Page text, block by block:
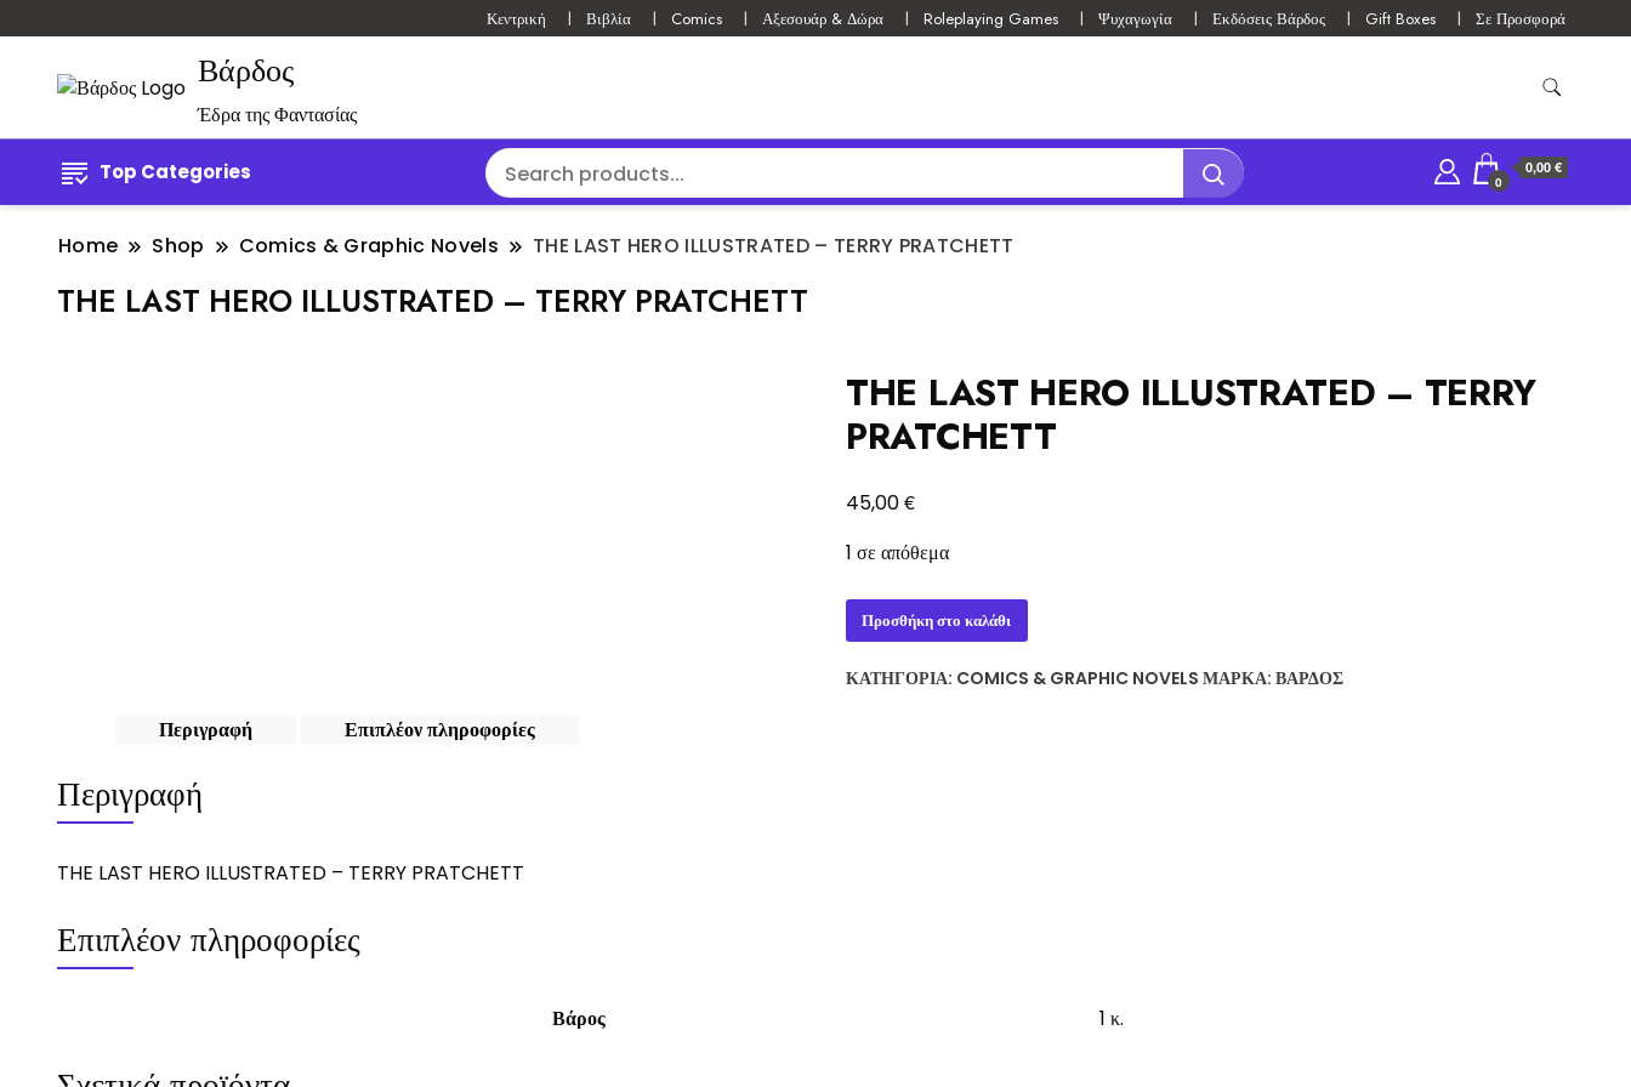
Κεντρική Βιβλία Comics Αξεσουάρ & Δώρα Roleplaying Games Ψυχαγωγία Εκδόσεις Βάρδος Gift Boxes Σε Προσφορά
Βάρδος
Έδρα της Φαντασίας
Top Categories 0
0,00 €
Home Shop Comics & Graphic Novels THE LAST HERO ILLUSTRATED – TERRY PRATCHETT
THE LAST HERO ILLUSTRATED – TERRY PRATCHETT
THE LAST HERO ILLUSTRATED – TERRY
PRATCHETT
45,00€
1 σε απόθεμα
THE
LAST
HERO
Προσθήκη στο καλάθι
ΚΑΤΗΓΟΡΊΑ: COMICS & GRAPHIC NOVELS ΜΆΡΚΑ: ΒΆΡΔΟΣ
Περιγραφή Επιπλέον πληροφορίες
Περιγραφή
THE LAST HERO ILLUSTRATED – TERRY PRATCHETT
Επιπλέον πληροφορίες
Βάρος 1 κ.